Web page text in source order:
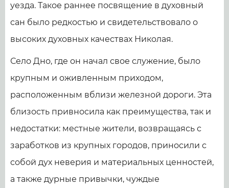
уезда. Такое раннее посвящение в духовный
сан было редкостью и свидетельствовало о
высоких духовных качествах Николая.
Село Дно, где он начал свое служение, было
крупным и оживленным приходом,
расположенным вблизи железной дороги. Эта
близость привносила как преимущества, так и
недостатки: местные жители, возвращаясь с
заработков из крупных городов, приносили с
собой дух неверия и материальных ценностей,
а также дурные привычки, чуждые